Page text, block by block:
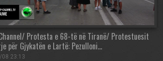
Protesta e 68-të në Tiranë/ Protestuesit
për Gjykatën e Lartë: Pezulloni…
23:13